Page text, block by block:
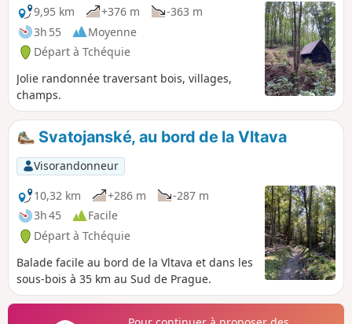
9,95 km
+376 m
-363 m
3h 55
Moyenne
Départ à Tchéquie
Jolie randonnée traversant bois, villages,
champs.
Svatojanské, au bord de la Vltava
Visorandonneur
10,32 km
+286 m
-287 m
3h 45
Facile
Départ à Tchéquie
Balade facile au bord de la Vltava et dans les
sous-bois à 35 km au Sud de Prague.